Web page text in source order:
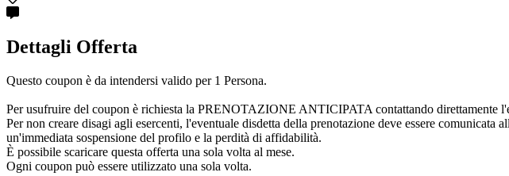
Dettagli Offerta
Questo coupon è da intendersi valido per 1 Persona.
Per usufruire del coupon è richiesta la PRENOTAZIONE ANTICIPATA contattando direttamente
Per non creare disagi agli esercenti, l'eventuale disdetta della prenotazione deve essere
un'immediata sospensione del profilo e la perdità di affidabilità.
È possibile scaricare questa offerta una sola volta al mese.
Ogni coupon può essere utilizzato una sola volta.